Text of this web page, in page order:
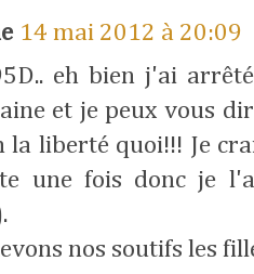
14 mai 2012 à 20:09
eh bien j'ai
et je peux vous
la liberté quoi!!! Je
une fois donc je
nos soutifs les